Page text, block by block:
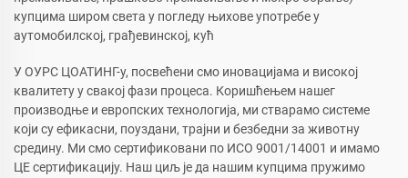
купцима широм света у погледу њихове употребе у
аутомобилској, грађевинској, кућ
У ОУРС ЦОАТИНГ-у, посвећени смо иновацијама и високој
квалитету у свакој фази процеса. Коришћењем нашег
производње и европских технологија, ми стварамо системе
који су ефикасни, поуздани, трајни и безбедни за животну
средину. Ми смо сертификовани по ИСО 9001/14001 и имамо
ЦЕ сертификацију. Наш циљ је да нашим купцима пружимо